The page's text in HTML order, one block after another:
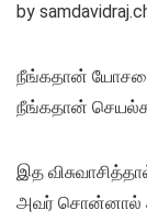
by
நீங்கதான்
நீங்கதான்
இத
அவர் சொன்னால்